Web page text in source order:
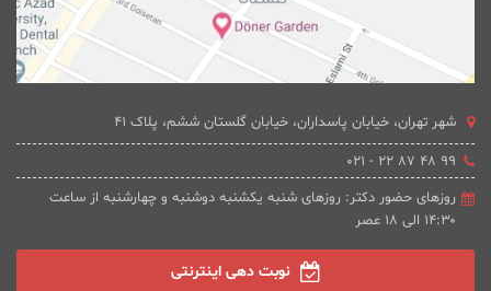
شهر تهران، خیابان پاسداران، خیابان گلستان ششم، پلاک 41
۹۹ ۴۸ ۸۷ ۲۲ - ۰۲۱
روزهای حضور دکتر: روزهای شنبه یکشنبه دوشنبه و چهارشنبه از ساعت
۱۴:۳۰ الی ۱۸ عصر
نوبت دهی اینترنتی